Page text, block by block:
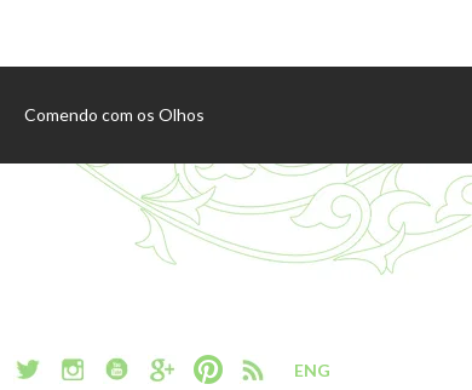
Comendo com os Olhos
ENG